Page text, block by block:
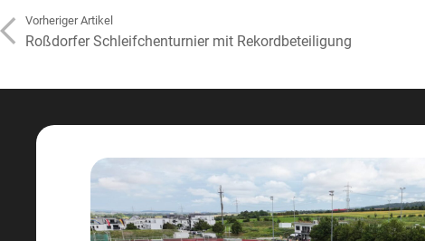
arrow_back_iosVorheriger Artikel
Roßdorfer Schleifchenturnier mit Rekordbeteiligung